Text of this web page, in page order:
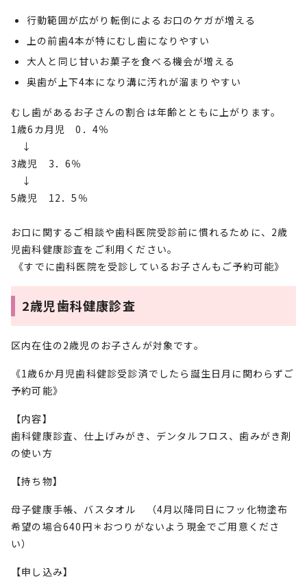
行動範囲が広がり転倒によるお口のケガが増える
上の前歯4本が特にむし歯になりやすい
大人と同じ甘いお菓子を食べる機会が増える
奥歯が上下4本になり溝に汚れが溜まりやすい
むし歯があるお子さんの割合は年齢とともに上がります。
1歳6カ月児 0．4％
↓
3歳児 3．6％
↓
5歳児 12．5％
お口に関するご相談や歯科医院受診前に慣れるために、2歳
児歯科健康診査をご利用ください。
《すでに歯科医院を受診しているお子さんもご予約可能》
2歳児歯科健康診査
区内在住の2歳児のお子さんが対象です。
《1歳6か月児歯科健診受診済でしたら誕生日月に関わらずご
予約可能》
【内容】
歯科健康診査、仕上げみがき、デンタルフロス、歯みがき剤
の使い方
【持ち物】
母子健康手帳、バスタオル （4月以降同日にフッ化物塗布
希望の場合640円＊おつりがないよう現金でご用意くださ
い）
【申し込み】